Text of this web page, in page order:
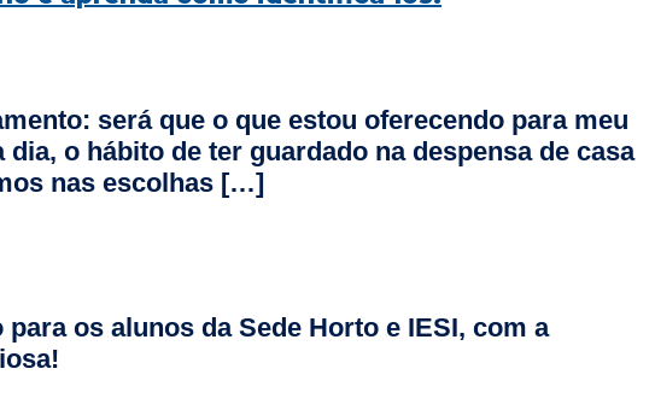
será que o que estou oferecendo para meu
o hábito de ter guardado na despensa de casa
nas escolhas […]
os alunos da Sede Horto e IESI, com a